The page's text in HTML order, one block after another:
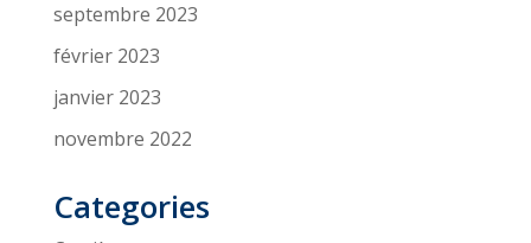
septembre 2023
février 2023
janvier 2023
novembre 2022
Categories